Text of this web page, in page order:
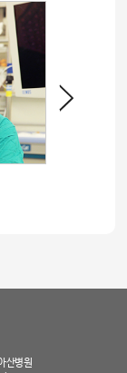
산병원